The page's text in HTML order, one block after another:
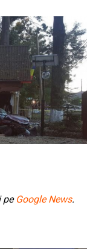
pe Google News.